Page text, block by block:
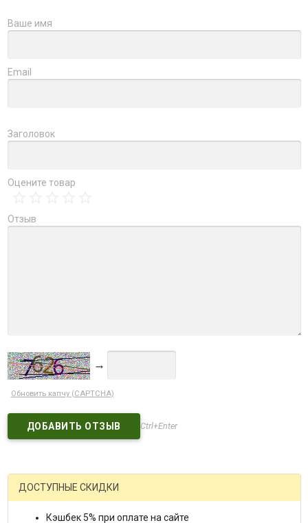
Ваше имя
Email
Заголовок
Оцените товар
Отзыв
→
Обновить капчу (CAPTCHA)
Ctrl+Enter
ДОСТУПНЫЕ СКИДКИ
Кэшбек 5% при оплате на сайте